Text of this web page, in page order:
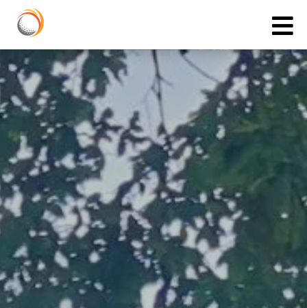
Cookies management panel